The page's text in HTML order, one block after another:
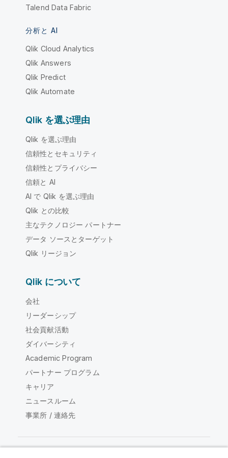
Talend Data Fabric
分析と AI
Qlik Cloud Analytics
Qlik Answers
Qlik Predict
Qlik Automate
Qlik を選ぶ理由
Qlik を選ぶ理由
信頼性とセキュリティ
信頼性とプライバシー
信頼と AI
AI で Qlik を選ぶ理由
Qlik との比較
主なテクノロジー パートナー
データ ソースとターゲット
Qlik リージョン
Qlik について
会社
リーダーシップ
社会貢献活動
ダイバーシティ
Academic Program
パートナー プログラム
キャリア
ニュースルーム
事業所 / 連絡先